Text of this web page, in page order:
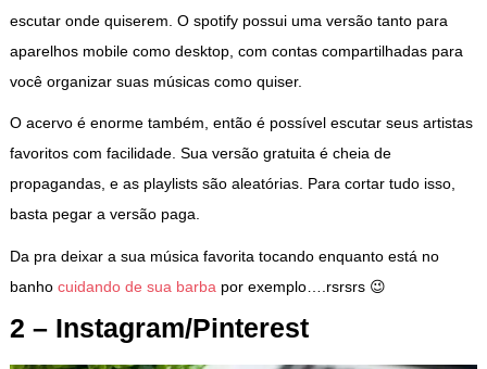
escutar onde quiserem. O spotify possui uma versão tanto para
aparelhos mobile como desktop, com contas compartilhadas para
você organizar suas músicas como quiser.
O acervo é enorme também, então é possível escutar seus artistas
favoritos com facilidade. Sua versão gratuita é cheia de
propagandas, e as playlists são aleatórias. Para cortar tudo isso,
basta pegar a versão paga.
Da pra deixar a sua música favorita tocando enquanto está no
banho cuidando de sua barba por exemplo….rsrsrs 😉
2 – Instagram/Pinterest